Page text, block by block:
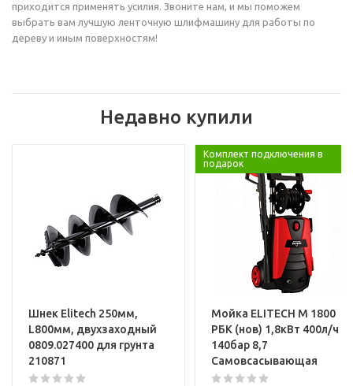
приходится применять усилия. Звоните нам, и мы поможем
выбрать вам лучшую ленточную шлифмашину для работы по
дереву и иным поверхностям!
Недавно купили
Шнек Elitech 250мм,
L800мм, двухзаходный
0809.027400 для грунта
210871
Комплект подключения в
подарок
Мойка ELITECH М 1800
РБК (нов) 1,8кВт 400л/ч
140бар 8,7
Самовсасывающая